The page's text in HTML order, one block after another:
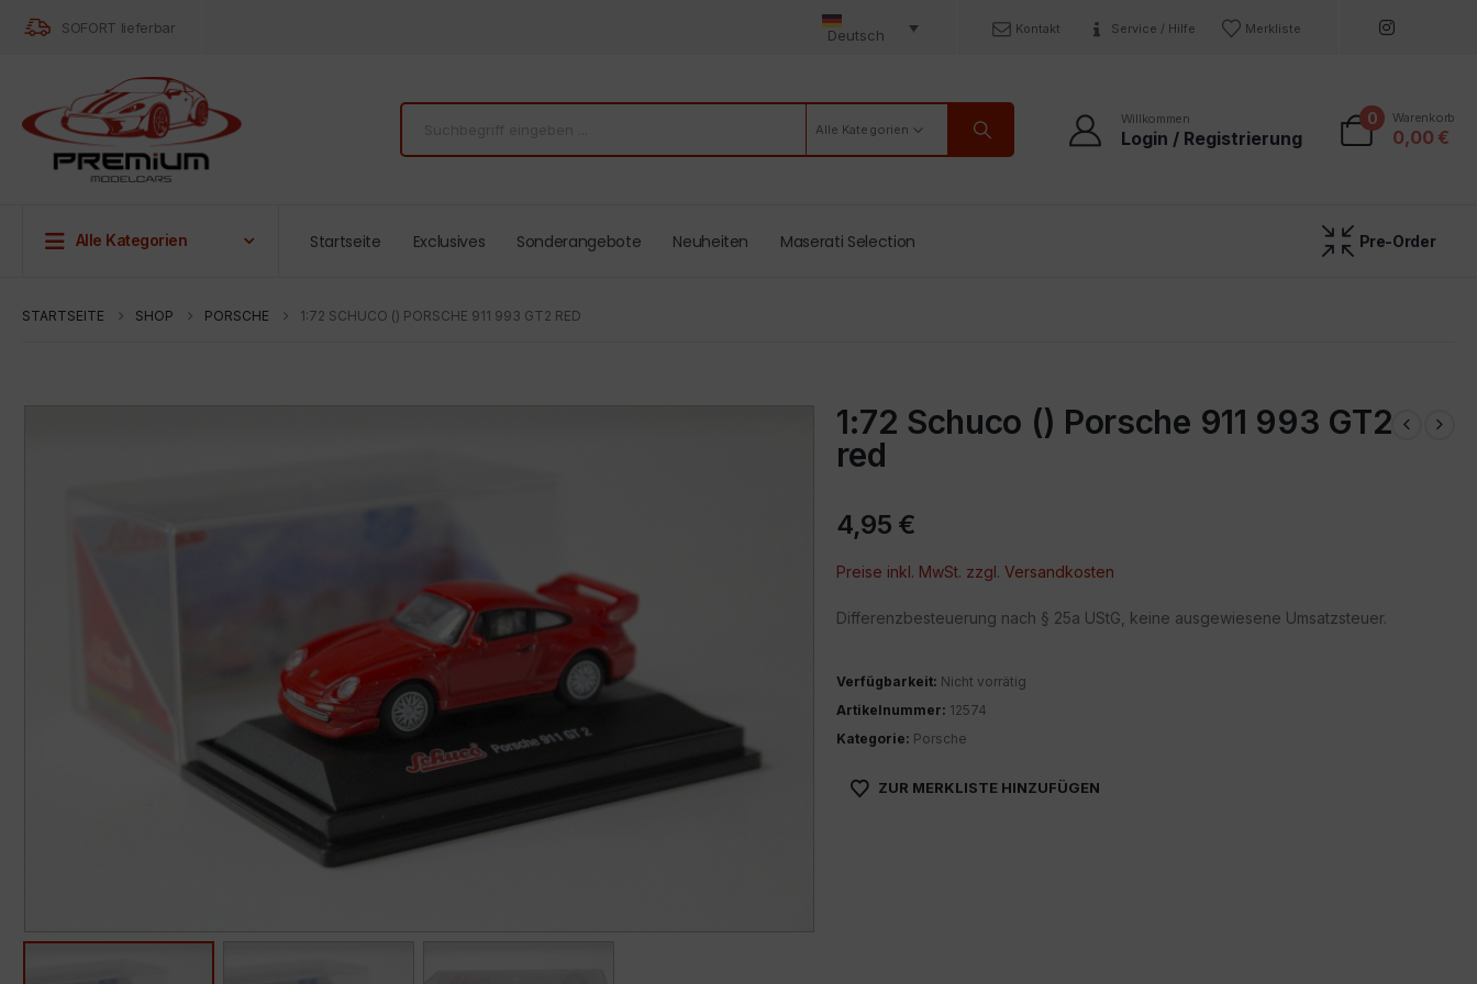
SOFORT lieferbar Deutsch Kontakt Service / Hilfe Merkliste
Alle Kategorien
Willkommen
Login / Registrierung
0 Warenkorb
0,00 €
Alle Kategorien Startseite Exclusives Sonderangebote Neuheiten Maserati Selection Pre-Order
STARTSEITE SHOP PORSCHE 1:72 SCHUCO () PORSCHE 911 993 GT2 RED
1:72 Schuco () Porsche 911 993 GT2
red
4,95 €
Preise inkl. MwSt. zzgl.Versandkosten
Differenzbesteuerung nach § 25a UStG, keine ausgewiesene Umsatzsteuer.
Verfügbarkeit: Nicht vorrätig
Artikelnummer: 12574
Kategorie: Porsche
ZUR MERKLISTE HINZUFÜGEN